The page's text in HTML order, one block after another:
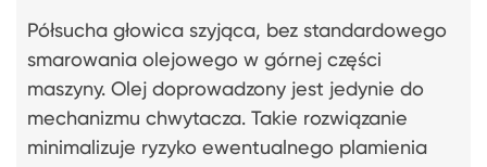
Półsucha głowica szyjąca, bez standardowego
smarowania olejowego w górnej części
maszyny. Olej doprowadzony jest jedynie do
mechanizmu chwytacza. Takie rozwiązanie
minimalizuje ryzyko ewentualnego plamienia